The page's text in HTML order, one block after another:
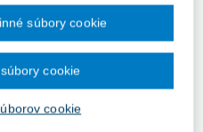
dani z príjmov v z. n. p. a ktorým
– ďalej len „novela“),...
registračná pokladnica
cookie
súbory cookie
cookie